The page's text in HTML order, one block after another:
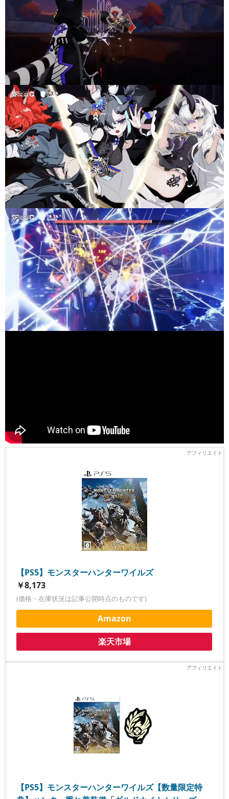
【PS5】モンスターハンターワイルズ
￥8,173
(価格・在庫状況は記事公開時点のものです)
Amazon
楽天市場
【PS5】モンスターハンターワイルズ【数量限定特